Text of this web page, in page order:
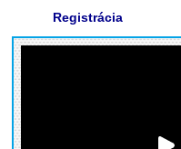
Registrácia